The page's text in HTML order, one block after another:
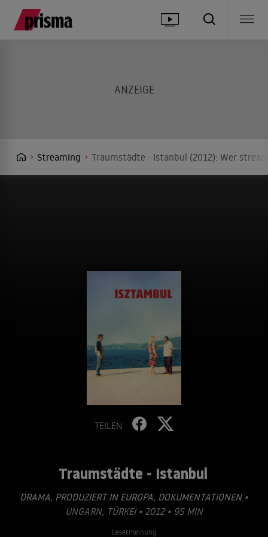
Streaming Traumstädte - Istanbul (2012): Wer
TEILEN
Traumstädte - Istanbul
DRAMA, PRODUZIERT IN EUROPA, DOKUMENTATIONEN•
UNGARN, TÜRKEI • 2012 • 95 MIN
Lesermeinung